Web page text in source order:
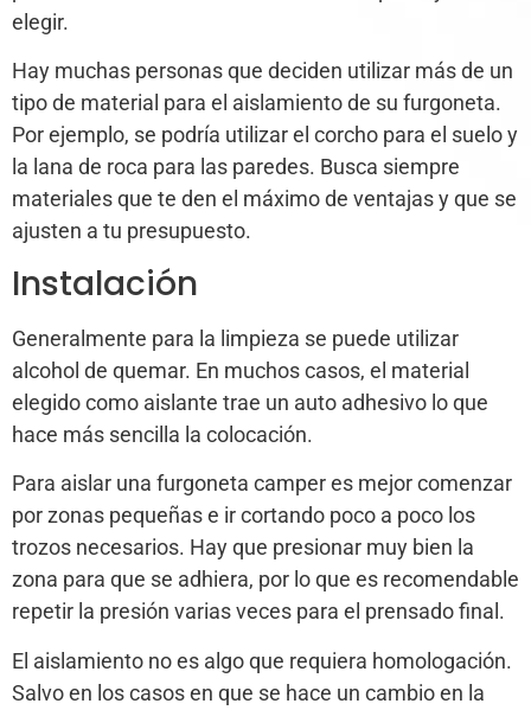
elegir.
Hay muchas personas que deciden utilizar más de un
tipo de material para el aislamiento de su furgoneta.
Por ejemplo, se podría utilizar el corcho para el suelo y
la lana de roca para las paredes. Busca siempre
materiales que te den el máximo de ventajas y que se
ajusten a tu presupuesto.
Instalación
Generalmente para la limpieza se puede utilizar
alcohol de quemar. En muchos casos, el material
elegido como aislante trae un auto adhesivo lo que
hace más sencilla la colocación.
Para aislar una furgoneta camper es mejor comenzar
por zonas pequeñas e ir cortando poco a poco los
trozos necesarios. Hay que presionar muy bien la
zona para que se adhiera, por lo que es recomendable
repetir la presión varias veces para el prensado final.
El aislamiento no es algo que requiera homologación.
Salvo en los casos en que se hace un cambio en la